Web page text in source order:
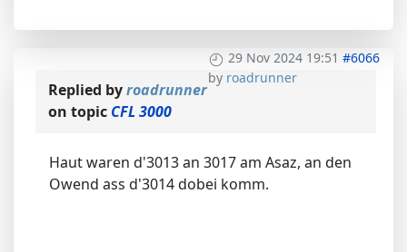
29 Nov 2024 19:51 #6066
by roadrunner
Replied byroadrunner
on topic CFL 3000
Haut waren d'3013 an 3017 am Asaz, an den
Owend ass d'3014 dobei komm.